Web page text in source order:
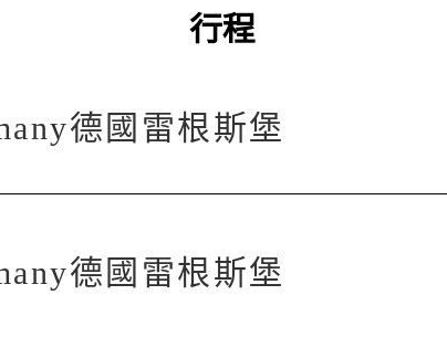
行程
德國雷根斯堡
德國雷根斯堡